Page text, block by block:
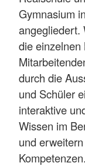
Gymnasium
angegliedert.
die einzelnen
durch die
und Schüler
interaktive
Wissen im
und
Kompetenzen.